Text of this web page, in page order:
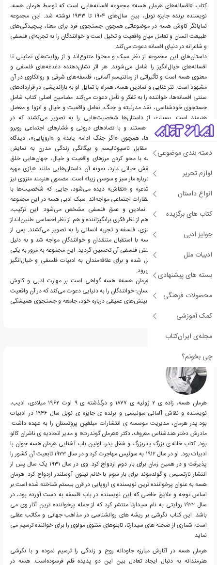
دسته بندی موضوعی
لوازم تحریر
انواع داستان
کتاب های برگزیده
جوایز ادبی
ادبیات ملل
بسته های پیشنهادی
محصولات فرهنگی
کمک آموزشی
مجله‌ی ایران‌کتاب
چی بخونم؟
کتاب «افسانه‌های هرمان هسه» مجموعه‌ افسانه‌هایی است که توسط هرمان هسه،
نویسنده برنده جایزه نوبل، بین سال‌های ۱۹۰۴ تا ۱۹۳۳ نوشته شد. این مجموعه
نمایانگر کاوش هسه در موضوعاتی همچون جستجوی فرد برای معنا، پیچیدگی‌های
طبیعت انسان و تعامل میان واقعیت و تخیل است و خوانندگان را به تجربه‌ای فلسفی
و شاعرانه در دنیای افسانه دعوت می‌کند.
داستان‌های این مجموعه از نظر سبک و محتوا متنوع‌اند و از روایت‌های تمثیلی تا
افسانه‌های خیال‌انگیز را شامل می‌شوند. هر اثر نشان‌دهنده دغدغه‌های فلسفی و
معنوی هسه است و تأثیراتی از رمانتیسم آلمانی، فلسفه‌های شرقی و روانکاوی در آن
مشهود است. نثر غنایی و نمادین هسه، همراه با تمایل او به بازاندیشی در قراردادهای
سنتی افسانه‌ها، خواننده را به تفکر و تأمل دعوت می‌کند. مضامین اصلی کتاب شامل
جستجوی خودشناسی، نقد مدرنیته و جنگ، تعامل واقعیت و خیال و انزوا و معضل
هنرمند است. بسیاری از داستان‌ها شخصیت‌هایی را به تصویر می‌کشند که در
جستجوی هویت و معنا هستند و با تضادهای درونی و فشارهای اجتماعی روبرو
می‌شوند. برخی داستان‌ها، همچون «اگر جنگ ادامه یابد» و «اروپایی»، دیدگاه
صلح‌طلبانه هسه را در مقابل ناسیونالیسم و بیگانگی زندگی مدرن به نمایش
می‌گذارند. همچنین، هسه با محو کردن مرزهای واقعیت و خیال، جهان‌هایی خلق
می‌کند که در آن تخیل نقش حیاتی دارد، نمونه آن داستان‌هایی مانند «بازی مهره
شیشه‌ای» و «قصه پریان درباره مار سبز و سوسن زیبا» است. مضمون هنرمند منزوی نیز
در داستان‌هایی مانند «شاعر» و «نقاش» دیده می‌شود، جایی که شخصیت‌ها با
تعارض میان خلاقیت و انتظارات اجتماعی مواجه‌اند. سبک ادبی هسه در این مجموعه
با زبان شاعرانه، تصاویر نمادین و عمق فلسفی مشخص می‌شود. این ترکیب،
روایت‌هایی خلق کرده که هم از نظر فکری برانگیزاننده و هم از نظر احساسی طنین‌انداز
هستند و نقاط تلاقی فانتزی، فلسفه و تجربه انسانی را به تصویر می‌کشند. پس از
انتشار، قصه‌های پریان هسه با استقبال منتقدان و خوانندگان مواجه شد و به دلیل
داستان‌سرایی تخیلی و بینش فلسفی آن تحسین گردید. این مجموعه به مرور به یکی
از آثار شاخص هسه تبدیل شده و برای علاقه‌مندان به ادبیات فلسفی و خیال‌انگیز
منبعی ارزشمند به شمار می‌رود.
در نهایت، «افسانه‌های هرمان هسه» هسه گواهی است بر مهارت ادبی و کاوش
ماندگار نویسنده در روان انسان؛ خوانندگان را به دنیایی دعوت می‌کند که در آن واقعیت
و تخیل در هم تنیده‌اند و بینش‌های عمیقی درباره خود، جامعه و جستجوی همیشگی
معنا ارائه می‌دهد.
درباره هرمان هسه
هرمان هسه، زاده ی ۲ ژوئیه ی ۱۸۷۷ و درگذشته ی ۹ اوت ۱۹۶۲ میلادی، ادیب،
نویسنده و نقاش آلمانی-سوئیسی و برنده ی جایزه ی نوبل سال ۱۹۴۶ در ادبیات
بود.پدر هرمان، مدیریت موسسه ی انتشارات مبلغین پروتستان را به عهده داشت.
مادرش دختر هندشناس معروف، دکتر «هرمان گوندرت» و مدیر اتحادیه ی ناشران کالو
بود. کتاب خانه ی بزرگ پدربزرگ و شغل پدر، اولین باب آشنایی هرمان هسه جوان با
ادبیات بود. او در سال ۱۹۱۲ به سوئیس مهاجرت کرد و در سال ۱۹۲۳ تابعیت آن کشور را
پذیرفت و در همین زمان برای بار دوم ازدواج کرد. وی در سال ۱۹۳۱ یک سال پس از
انتشار نارتسیس و گولدموند برای بار سوم با خانم نینون آوسلندر ازدواج کرد. هرمان
هسه به عنوان پرخواننده ترین نویسنده ی اروپایی در قرن بیستم شناخته شده است.بر
اساس توجه و علایق خاصی که این نویسنده در باب فلسفه به دست آورده بود، در
سال ۱۹۲۲ روایتی به نام سیدارتا منتشر کرد که از جمله پرخواننده ترین آثار وی می
باشد. این کتاب نگرشی بر ریشه های روانشناسی در مذاهب جهانی و مکاتب عقلی
است. شماری از صحنه های سیدارتا، تابلوهای مثنوی مولوی را برای خواننده ترسیم می
نماید.
هرمان هسه در آثارش مبارزه جاودانه روح و زندگی را ترسیم نموده و با نگرشی
هنرمندانه به دنبال ایجاد تعادل بین این دو پدیده قلم فرسوده‌است. هسه در